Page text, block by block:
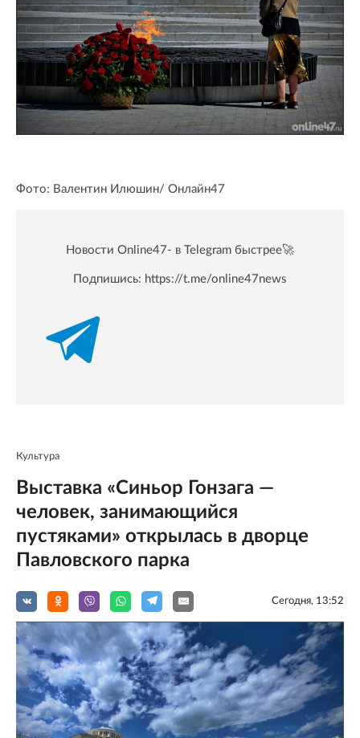
Фото: Валентин Илюшин/ Oнлайн47
Новости Online47- в Telegram быстрее🚀
Подпишись: https://t.me/online47news
Культура
Выставка «Синьор Гонзага —
человек, занимающийся
пустяками» открылась в дворце
Павловского парка
Сегодня, 13:52